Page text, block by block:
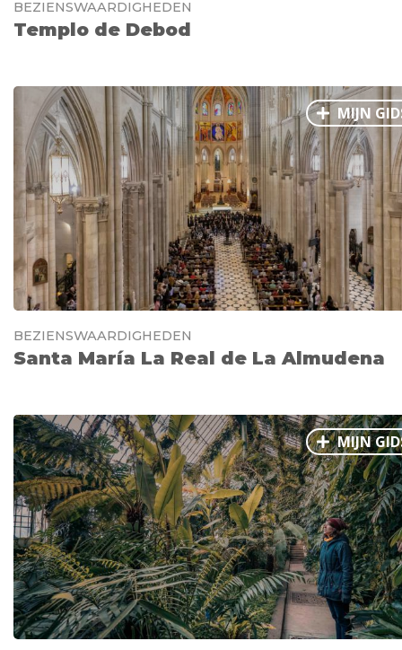
BEZIENSWAARDIGHEDEN
Templo de Debod
MIJN
BEZIENSWAARDIGHEDEN
Santa María La Real de La Almudena
MIJN